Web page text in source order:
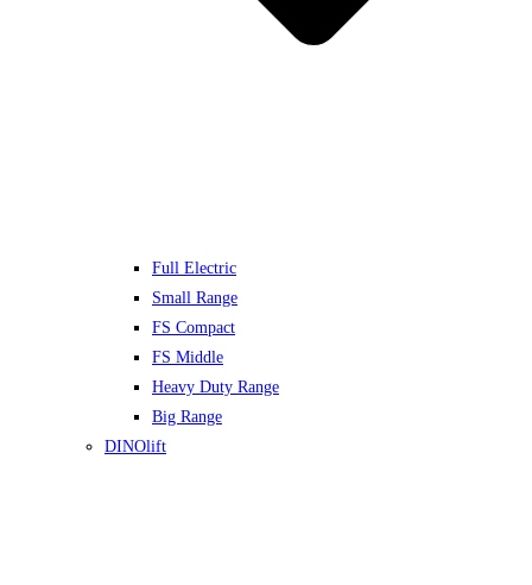
Full Electric
Small Range
FS Compact
FS Middle
Heavy Duty Range
Big Range
DINOlift